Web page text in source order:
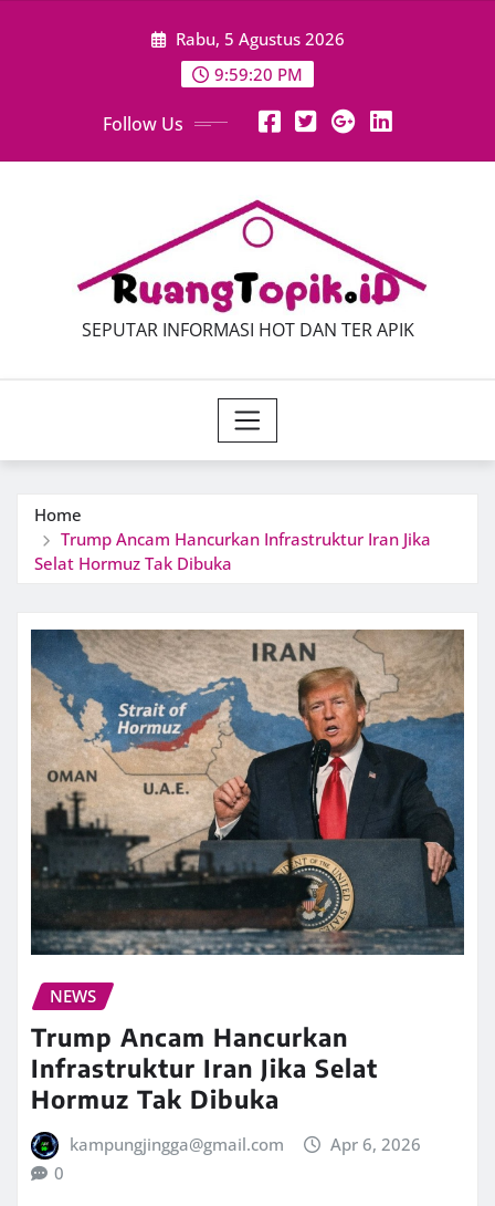
Rabu, 5 Agustus 2026
9:59:21 PM
Follow Us
SEPUTAR INFORMASI HOT DAN TER APIK
Home
Trump Ancam Hancurkan Infrastruktur Iran Jika
Selat Hormuz Tak Dibuka
NEWS
Trump Ancam Hancurkan
Infrastruktur Iran Jika Selat
Hormuz Tak Dibuka
kampungjingga@gmail.com
Apr 6, 2026
0